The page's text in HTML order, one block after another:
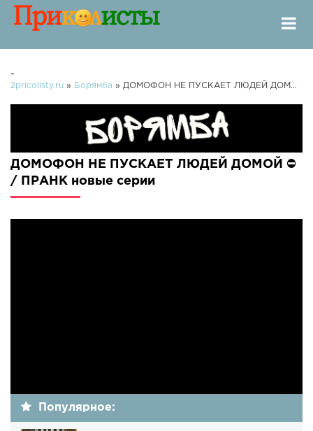
-
2pricolisty.ru » Борямба » ДОМОФОН НЕ ПУСКАЕТ ЛЮДЕЙ ДОМОЙ ⛔ / ПРАНК
ДОМОФОН НЕ ПУСКАЕТ ЛЮДЕЙ ДОМОЙ ⛔
/ ПРАНК новые серии
Популярное: